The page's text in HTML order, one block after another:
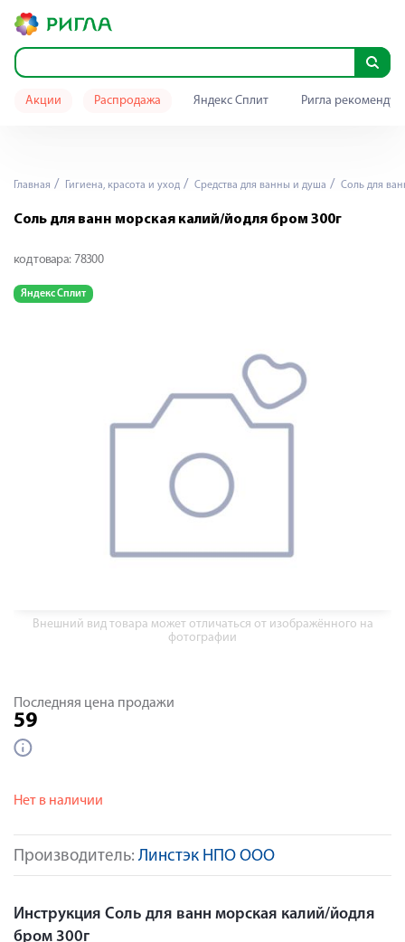
Акции Распродажа Яндекс Сплит Ригла
Главная Гигиена, красота и уход Средства для ванны и душа Соль для
Соль для ванн морская калий/йодля бром 300г
код товара: 78300
Яндекс Сплит
Внешний вид товара может отличаться от изображённого на
фотографии
Производитель: Линстэк НПО ООО
Последняя цена продажи
59
Нет в наличии
Инструкция Соль для ванн морская калий/йодля
бром 300г